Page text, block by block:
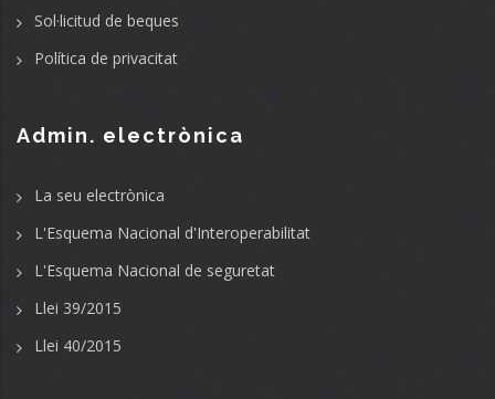
Sol·licitud de beques
Política de privacitat
Admin. electrònica
La seu electrònica
L'Esquema Nacional d'Interoperabilitat
L'Esquema Nacional de seguretat
Llei 39/2015
Llei 40/2015